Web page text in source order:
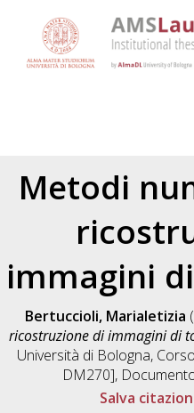
Metodi
immagini
Bertuccioli, Marialetizia
ricostruzione di immagini di
Università di Bologna,
DM270],
Salva